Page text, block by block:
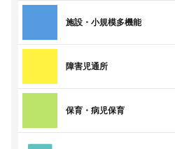
施設・小規模多機能
障害児通所
保育・病児保育